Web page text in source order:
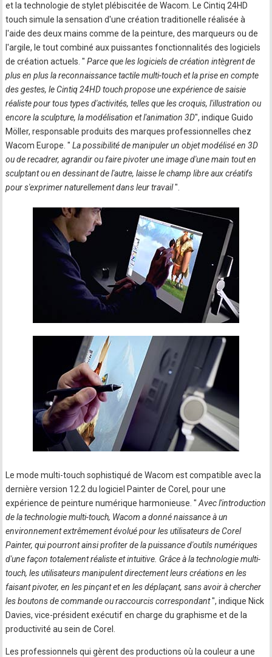
et la technologie de stylet plébiscitée de Wacom. Le Cintiq 24HD
touch simule la sensation d'une création traditionelle réalisée à
l'aide des deux mains comme de la peinture, des marqueurs ou de
l'argile, le tout combiné aux puissantes fonctionnalités des logiciels
de création actuels. " Parce que les logiciels de création intègrent de
plus en plus la reconnaissance tactile multi-touch et la prise en compte
des gestes, le Cintiq 24HD touch propose une expérience de saisie
réaliste pour tous types d'activités, telles que les croquis, l'illustration ou
encore la sculpture, la modélisation et l'animation 3D", indique Guido
Möller, responsable produits des marques professionnelles chez
Wacom Europe. " La possibilité de manipuler un objet modélisé en 3D
ou de recadrer, agrandir ou faire pivoter une image d'une main tout en
sculptant ou en dessinant de l'autre, laisse le champ libre aux créatifs
pour s'exprimer naturellement dans leur travail".
Le mode multi-touch sophistiqué de Wacom est compatible avec la
dernière version 12.2 du logiciel Painter de Corel, pour une
expérience de peinture numérique harmonieuse. " Avec l'introduction
de la technologie multi-touch, Wacom a donné naissance à un
environnement extrêmement évolué pour les utilisateurs de Corel
Painter, qui pourront ainsi profiter de la puissance d'outils numériques
d'une façon totalement réaliste et intuitive. Grâce à la technologie multi-
touch, les utilisateurs manipulent directement leurs créations en les
faisant pivoter, en les pinçant et en les déplaçant, sans avoir à chercher
les boutons de commande ou raccourcis correspondant", indique Nick
Davies, vice-président exécutif en charge du graphisme et de la
productivité au sein de Corel.
Les professionnels qui gèrent des productions où la couleur a une